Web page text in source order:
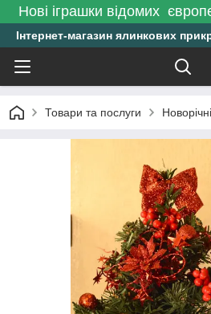
Нові іграшки відомих
Інтернет-магазин ялинкових
Товари та послуги